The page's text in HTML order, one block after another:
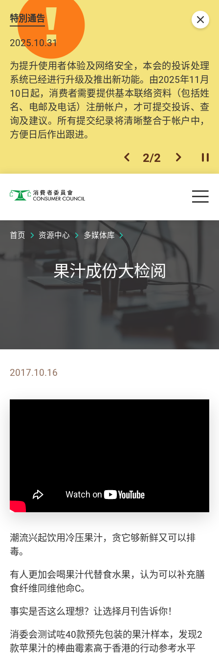
特別通告
2025.10.31
为提升使用者体验及网络安全，本会的投诉处理
系统已经进行升级及推出新功能。由2025年11月
10日起，消费者需要提供基本联络资料（包括姓
名、电邮及电话）注册帐户，才可提交投诉、查
询及建议。所有提交纪录将清晰整合于帐户中，
方便日后作出跟进。
2026.06.29
消委会提醒消费者及商户，本会仅于官方网站发
布消费警示。如接获以消委会名义发出的产品回
收相关来电、电邮、短讯或社交媒体讯息，切勿
轻信回应，更应避免透露任何个人资料。如有疑
问，请致电防骗易热线18222或消委会热线2929
2222查询。
上一个
1/2 下一个开
关闭
消费者委员会 目
首页 资源中心 多媒体库
果汁成份大检阅
2017.10.16
潮流兴起饮用冷压果汁，贪它够新鲜又可以排
毒。
有人更加会喝果汁代替食水果，认为可以补充膳
食纤维同维他命C。
事实是否这么理想？让选择月刊告诉你！
消委会测试咗40款预先包装的果汁样本，发现2
款苹果汁的棒曲霉素高于香港的行动参考水平